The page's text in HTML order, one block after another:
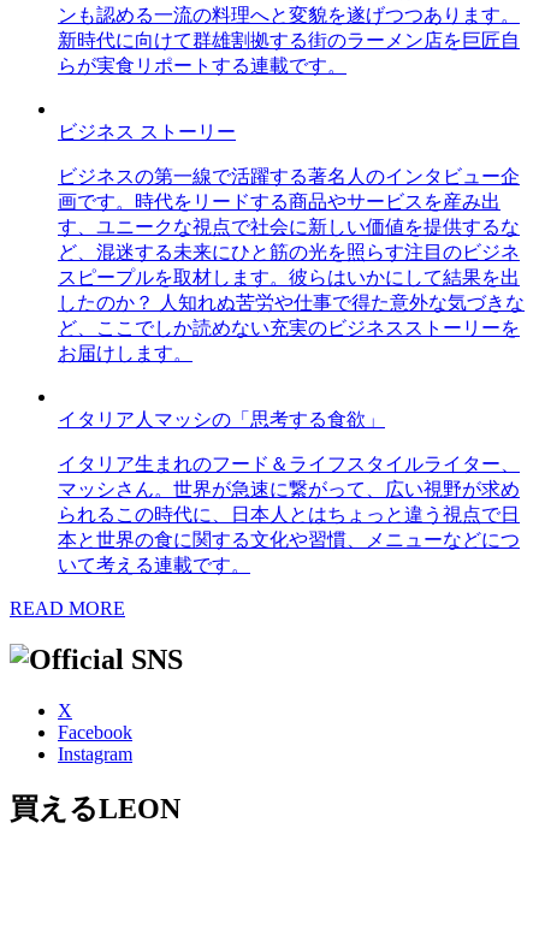
ンも認める一流の料理へと変貌を遂げつつあります。
新時代に向けて群雄割拠する街のラーメン店を巨匠自
らが実食リポートする連載です。
ビジネス ストーリー
ビジネスの第一線で活躍する著名人のインタビュー企
画です。時代をリードする商品やサービスを産み出
す、ユニークな視点で社会に新しい価値を提供するな
ど、混迷する未来にひと筋の光を照らす注目のビジネ
スピープルを取材します。彼らはいかにして結果を出
したのか？ 人知れぬ苦労や仕事で得た意外な気づきな
ど、ここでしか読めない充実のビジネスストーリーを
お届けします。
イタリア人マッシの「思考する食欲」
イタリア生まれのフード＆ライフスタイルライター、
マッシさん。世界が急速に繋がって、広い視野が求め
られるこの時代に、日本人とはちょっと違う視点で日
本と世界の食に関する文化や習慣、メニューなどにつ
いて考える連載です。
READ MORE
X
Facebook
Instagram
買えるLEON